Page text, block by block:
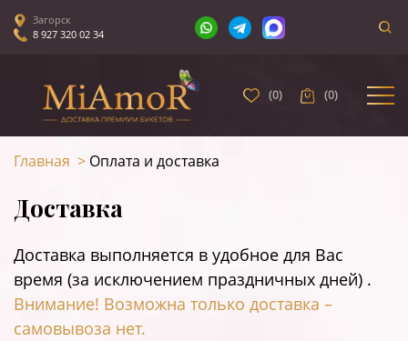
Загорск
8 927 320 02 34
(0) (0)
Главная > Оплата и доставка
Доставка
Доставка выполняется в удобное для Вас
время (за исключением праздничных дней) .
Внимание! Возможна только доставка –
самовывоза нет.